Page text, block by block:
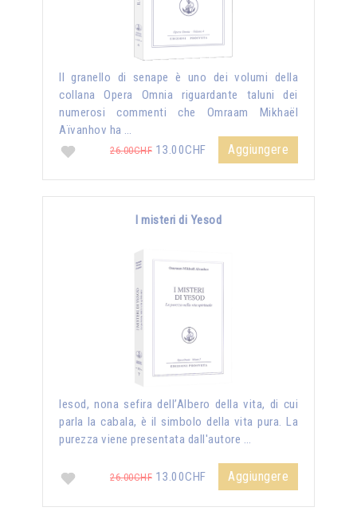
Il granello di senape è uno dei volumi della
collana Opera Omnia riguardante taluni dei
numerosi commenti che Omraam Mikhaël
Aïvanhov ha …
26.00CHF 13.00CHF Aggiungere
I misteri di Yesod
Iesod, nona sefira dell’Albero della vita, di cui
parla la cabala, è il simbolo della vita pura. La
purezza viene presentata dall'autore …
26.00CHF 13.00CHF Aggiungere